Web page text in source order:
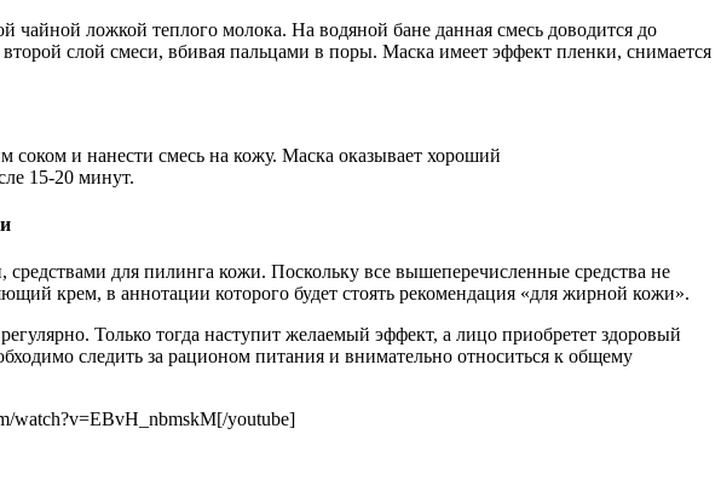
ложкой теплого молока. На водяной бане данная смесь доводится до
слой смеси, вбивая пальцами в поры. Маска имеет эффект пленки, снимается
и нанести смесь на кожу. Маска оказывает хороший
15-20 минут.
средствами для пилинга кожи. Поскольку все вышеперечисленные средства не
крем, в аннотации которого будет стоять рекомендация «для жирной кожи».
Только тогда наступит желаемый эффект, а лицо приобретет здоровый
следить за рационом питания и внимательно относиться к общему
watch?v=EBvH_nbmskM[/youtube]